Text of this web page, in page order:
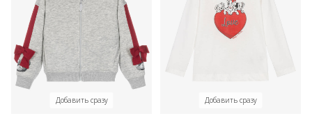
Добавить сразу Добавить сразу